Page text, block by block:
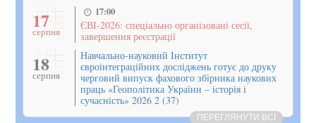
17
серпня
17:00
ЄВІ-2026: спеціально організовані сесії,
завершення реєстрації
18
серпня
Навчально-науковий Інститут
євроінтеграційних досліджень готує до друку
черговий випуск фахового збірника наукових
праць «Геополітика України – історія і
сучасність» 2026 2 (37)
ПЕРЕГЛЯНУТИ ВСІ